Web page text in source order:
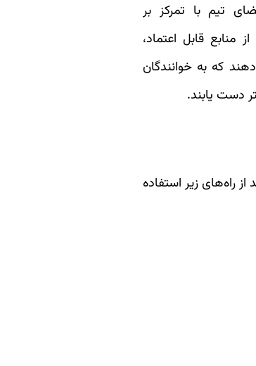
تیم با تمرکز بر
منابع قابل اعتماد،
که به خوانندگان
دست یابند.
از راه‌های زیر استفاده